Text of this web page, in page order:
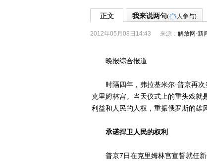
正文 我来说两句( 人参与)
2012年05月08日14:43 来源： 解放网-新
晚报综合报道
时隔四年，弗拉基米尔·普京再次
克里姆林宫。当天仪式上的重头戏就
利益和人民的人权，重振俄罗斯的雄风
承诺捍卫人民的权利
普京7日在克里姆林宫宣誓就任新